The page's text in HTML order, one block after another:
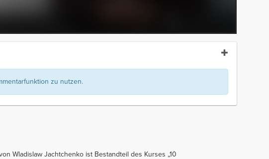
zu nutzen.
Wladislaw Jachtchenko ist Bestandteil des Kurses „10